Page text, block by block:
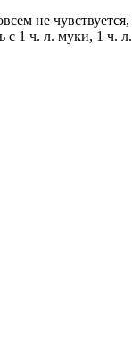
не
ч. л. муки, 1 ч.